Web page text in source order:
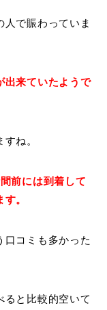
で賑わっていま
出来ていたようで
ね。
前には到着して
。
口コミも多かった
ると比較的空いて